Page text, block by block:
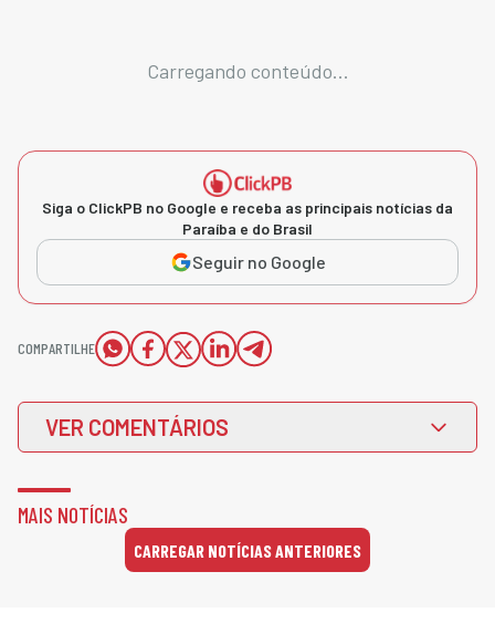
Carregando conteúdo...
Siga o ClickPB no Google e receba as principais notícias da
Paraíba e do Brasil
Seguir no Google
COMPARTILHE
VER COMENTÁRIOS
MAIS NOTÍCIAS
CARREGAR NOTÍCIAS ANTERIORES